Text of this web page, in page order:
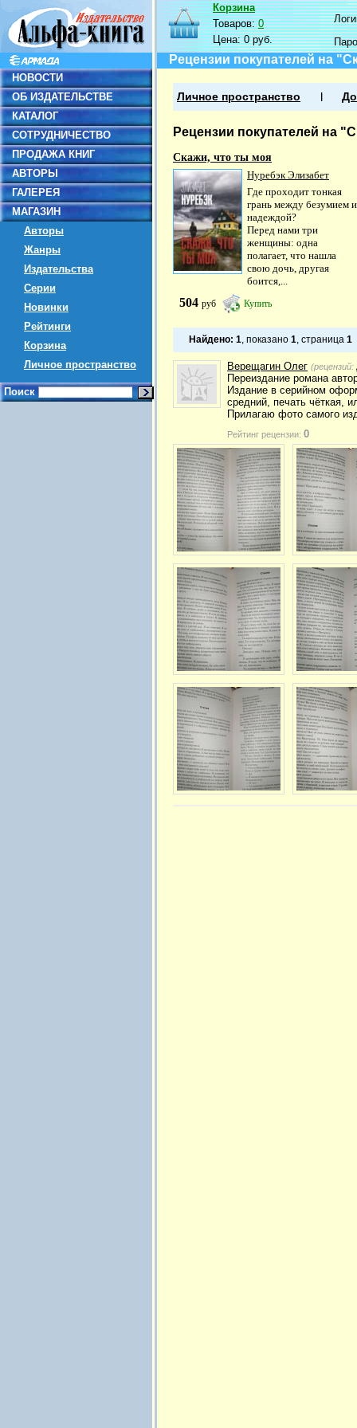
НОВОСТИ
ОБ ИЗДАТЕЛЬСТВЕ
КАТАЛОГ
СОТРУДНИЧЕСТВО
ПРОДАЖА КНИГ
АВТОРЫ
ГАЛЕРЕЯ
МАГАЗИН
Авторы
Жанры
Издательства
Серии
Новинки
Рейтинги
Корзина
Личное пространство
Поиск
Корзина
Товаров:0
Цена:0 руб.
Рецензии покупателей на
Личное пространство
Рецензии покупателей на
Скажи, что ты моя
Нуребэк Элизабет
Где проходит тонкая
грань между безумием и
надеждой?
Перед нами три
женщины: одна
полагает, что нашла
свою дочь, другая
боится,...
504 руб Купить
Найдено: 1, показано 1, страница 1
Верещагин Олег (рецензий:
Переиздание романа
Издание в серийном
средний, печать чёткая,
Прилагаю фото самого
Рейтинг рецензии: 0